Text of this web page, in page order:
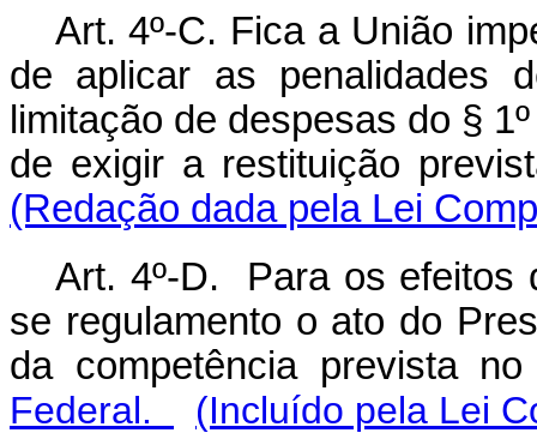
Art. 4º-C. Fica a União
de aplicar as penalidades
limitação de despesas do §
de exigir a restituição
(Redação dada pela Lei
Art. 4º-D. Para os efeitos
se regulamento o ato do
da competência prevista
Federal.
(Incluído pela Lei